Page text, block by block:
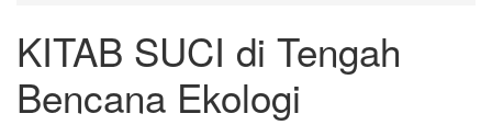
KITAB SUCI di Tengah
Bencana Ekologi